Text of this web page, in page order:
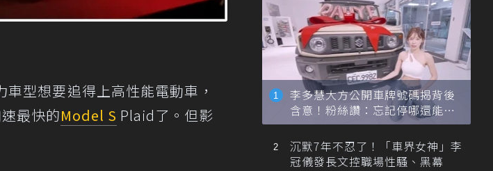
型想要追得上高性能電動車，
最快的Model S Plaid了。但影
李多慧大方公開車牌號碼揭背後
含意！粉絲讚：忘記停哪還能幫
忙找車
沉默7年不忍了！「車界女神」李
冠儀發長文控職場性騷、黑幕